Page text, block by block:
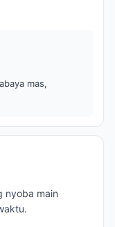
mas,
nyoba main